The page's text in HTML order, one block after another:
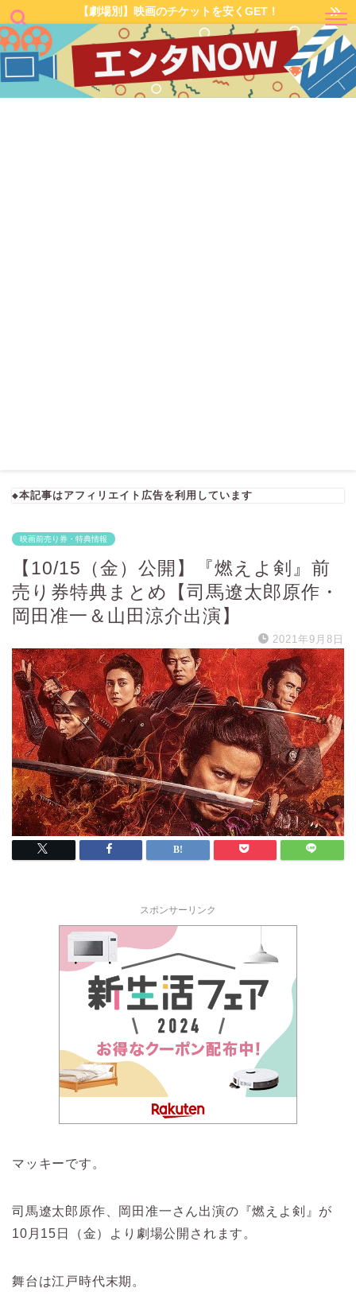
【劇場別】映画のチケットを安くGET！
◆本記事はアフィリエイト広告を利用しています
映画前売り券・特典情報
【10/15（金）公開】『燃えよ剣』前
売り券特典まとめ【司馬遼太郎原作・
岡田准一＆山田涼介出演】
2021年9月8日
スポンサーリンク
マッキーです。
司馬遼太郎原作、岡田准一さん出演の『燃えよ剣』が
10月15日（金）より劇場公開されます。
舞台は江戸時代末期。